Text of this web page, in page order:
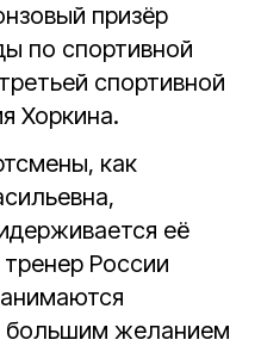
призёр
по спортивной
спортивной
Хоркина.
как
её
России
большим желанием